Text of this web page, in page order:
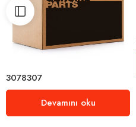
3078307
Devamını oku